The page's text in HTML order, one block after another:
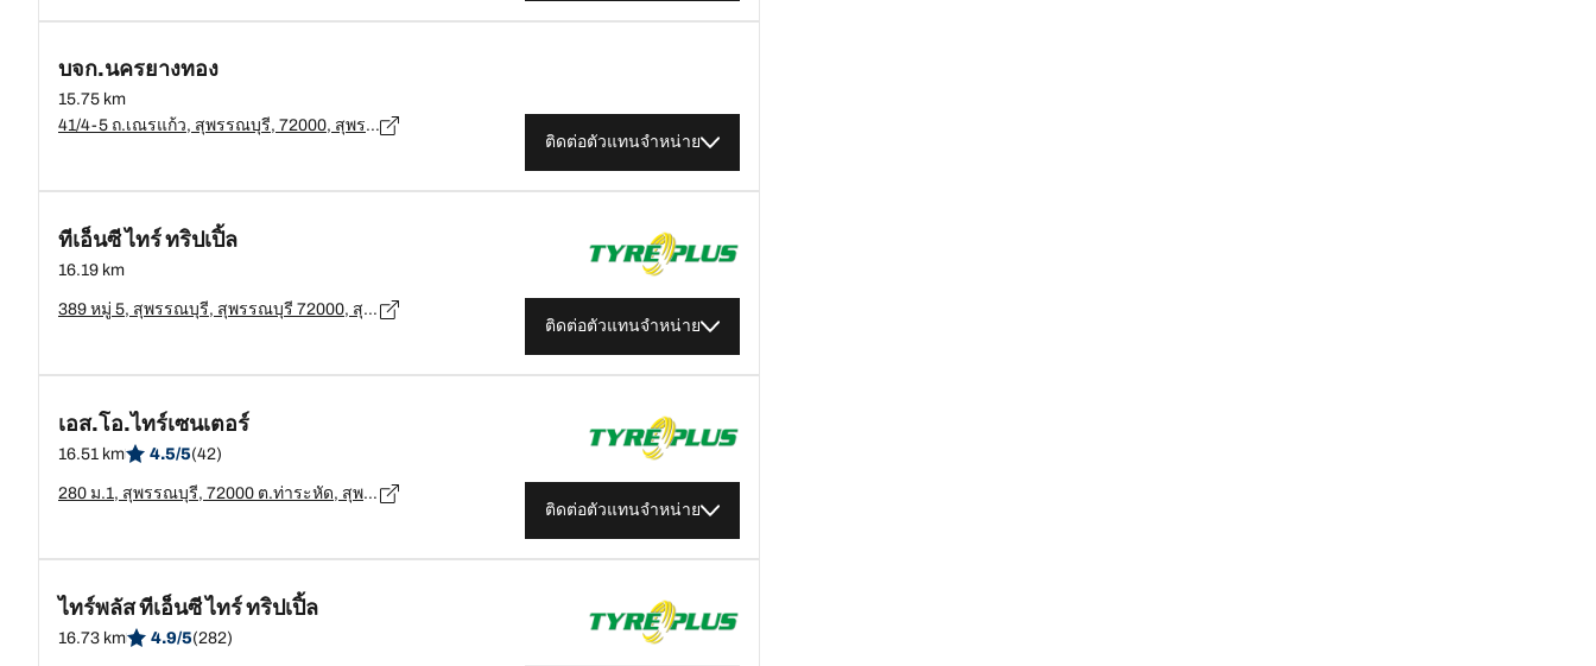
บจก.นครยางทอง
15.75 km
41/4-5 ถ.เณรแก้ว, สุพรรณบุรี, 72000, สุพรรณบุรี, สุพรรณบุรี - 72000
ติดต่อตัวแทนจำหน่าย
ทีเอ็นซี ไทร์ ทริปเปิ้ล
16.19 km
389 หมู่ 5, สุพรรณบุรี, สุพรรณบุรี 72000, สุพรรณบุรี - 72000
ติดต่อตัวแทนจำหน่าย
เอส.โอ.ไทร์เซนเตอร์
16.51 km 4.5/5(42)
280 ม.1, สุพรรณบุรี, 72000 ต.ท่าระหัด, สุพรรณบุรี - 72000
ติดต่อตัวแทนจำหน่าย
ไทร์พลัส ทีเอ็นซี ไทร์ ทริปเปิ้ล
16.73 km 4.9/5(282)